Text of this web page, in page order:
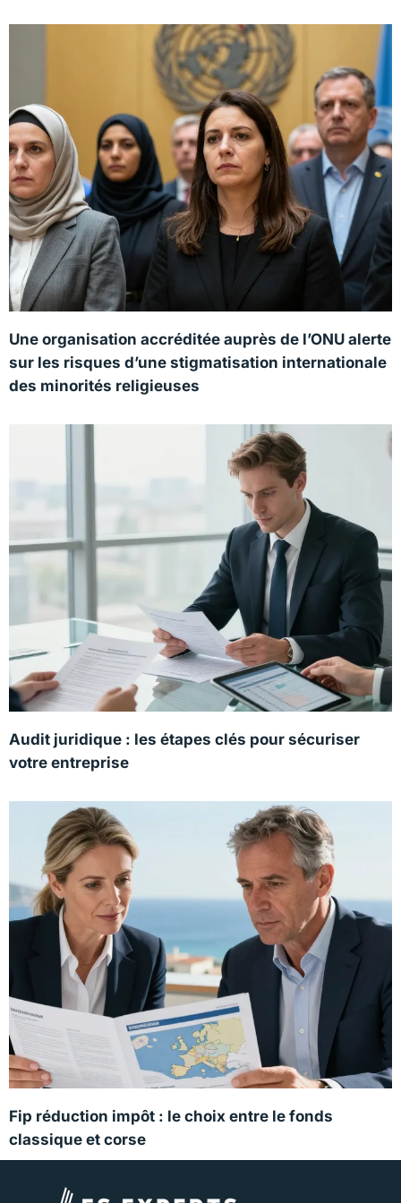
Une organisation accréditée auprès de l’ONU alerte
sur les risques d’une stigmatisation internationale
des minorités religieuses
Audit juridique : les étapes clés pour sécuriser
votre entreprise
Fip réduction impôt : le choix entre le fonds
classique et corse